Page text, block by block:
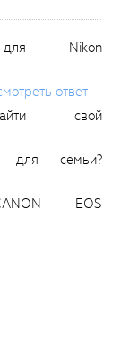
для Nikon
ответ
свой
для семьи?
EOS